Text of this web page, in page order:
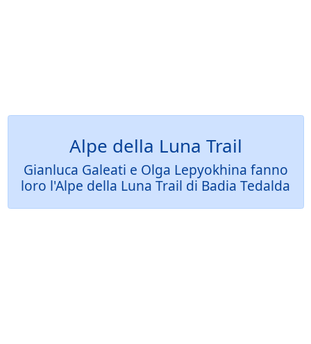
Alpe della Luna Trail
Gianluca Galeati e Olga Lepyokhina fanno
loro l'Alpe della Luna Trail di Badia Tedalda